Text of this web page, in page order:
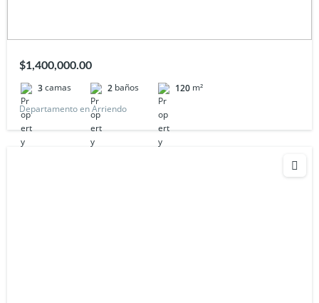
$1,400,000.00
3camas 2 baños 120 m²
Departamento en Arriendo